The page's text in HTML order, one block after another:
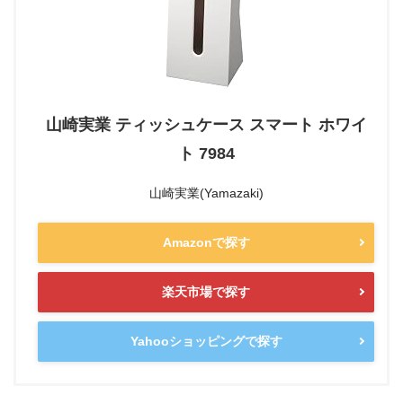
山崎実業 ティッシュケース スマート ホワイ
ト 7984
山崎実業(Yamazaki)
Amazonで探す
楽天市場で探す
Yahooショッピングで探す